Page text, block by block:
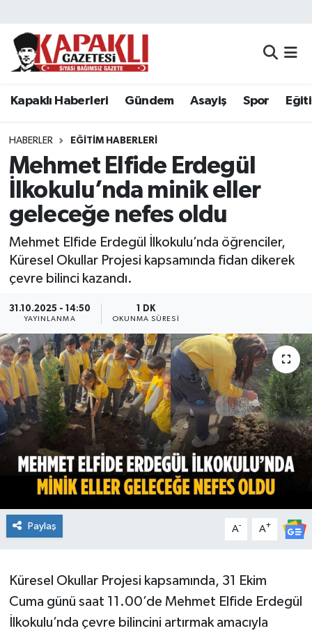
Kapaklı Haberleri Gündem Asayiş Spor
HABERLER EĞITIM HABERLERI
Mehmet Elfide Erdegül
İlkokulu’nda minik eller
geleceğe nefes oldu
Mehmet Elfide Erdegül İlkokulu’nda öğrenciler,
Küresel Okullar Projesi kapsamında fidan dikerek
çevre bilinci kazandı.
31.10.2025 - 14:50
YAYINLANMA
1 DK
OKUNMA SÜRESI
Paylaş A- A+
Küresel Okullar Projesi kapsamında, 31 Ekim
Cuma günü saat 11.00’de Mehmet Elfide Erdegül
İlkokulu’nda çevre bilincini artırmak amacıyla
Kapaklı Haberleri
Asayiş
Spor
Eğitim
Resmi Reklamlar
Ekonomi
Sağlık
Teknoloji
Yaşam
Tekirdağ Nöbetçi Eczaneler
Tekirdağ Namaz Vakitleri
Tekirdağ Trafik Yoğunluk Haritası
Süper Lig Puan Durumu ve Fikstür
Tüm Manşetler
Son Dakika Haberleri
Haber Arşivi